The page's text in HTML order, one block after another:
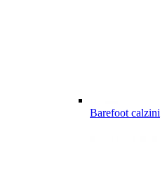
Barefoot calzini